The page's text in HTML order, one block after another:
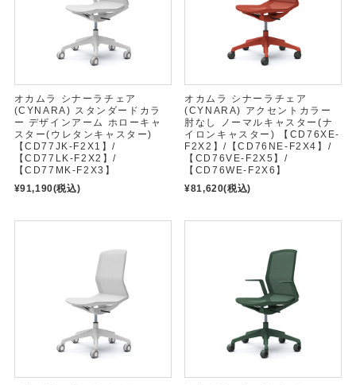
オカムラ シナーラチェア
(CYNARA) スタンダードカラ
ー デザインアーム ホローキャ
スター(ウレタンキャスター)
【CD77JK-F2X1】/
【CD77LK-F2X2】/
【CD77MK-F2X3】
¥91,190(税込)
オカムラ シナーラチェア
(CYNARA) アクセントカラー
肘なし ノーマルキャスター(ナ
イロンキャスター) 【CD76XE-
F2X2】/【CD76NE-F2X4】/
【CD76VE-F2X5】/
【CD76WE-F2X6】
¥81,620(税込)